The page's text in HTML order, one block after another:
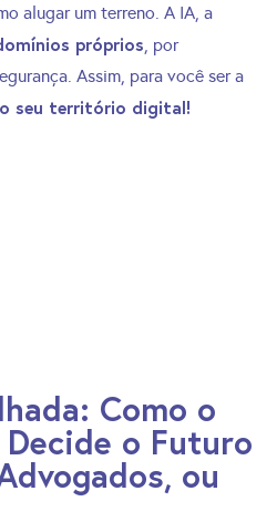
alugar um terreno. A IA, a
próprios, por
Assim, para você ser a
seu território digital!
Como o
o Futuro
ou